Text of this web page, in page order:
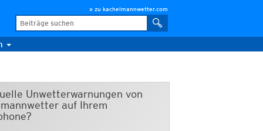
» zu kachelmannwetter.com
Unwetterwarnungen von
auf Ihrem